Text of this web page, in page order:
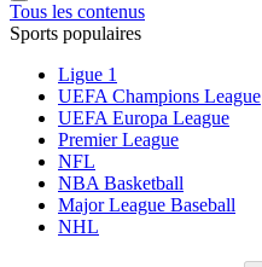
Tous les contenus
Sports populaires
Ligue 1
UEFA Champions League
UEFA Europa League
Premier League
NFL
NBA Basketball
Major League Baseball
NHL